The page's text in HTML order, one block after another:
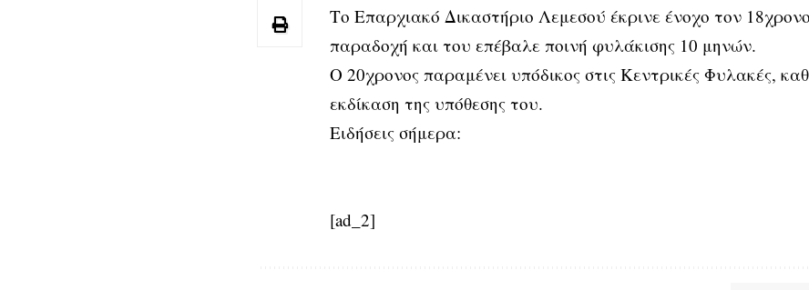
Το Επαρχιακό Δικαστήριο Λεμεσού έκρινε ένοχο τον
παραδοχή και του επέβαλε ποινή φυλάκισης 10 μηνών.
Ο 20χρονος παραμένει υπόδικος στις Κεντρικές Φυλακές,
εκδίκαση της υπόθεσης του.
Ειδήσεις σήμερα:
[ad_2]